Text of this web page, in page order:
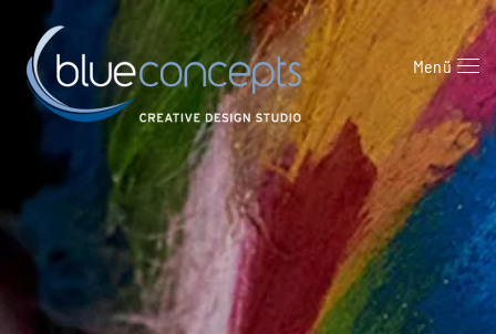
Zum Hauptinhalt springen
Menü